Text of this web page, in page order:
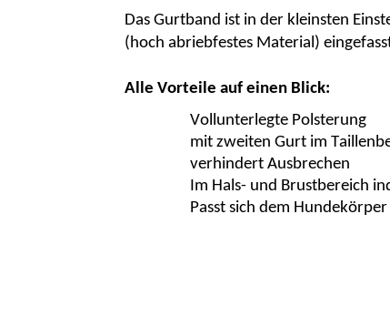
Das Gurtband ist in der kleinsten
(hoch abriebfestes Material)
Alle Vorteile auf einen Blick:
Vollunterlegte Polsterung
mit zweiten Gurt im
verhindert Ausbrechen
Im Hals- und Brustbereich
Passt sich dem